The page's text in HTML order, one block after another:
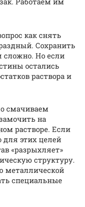
как снять
Сохранить
сложно. Но если
остались
раствора и
смачиваем
на
растворе. Если
для этих целей
«разрыхляет»
структуру.
металлической
специальные